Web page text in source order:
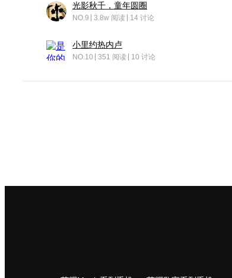
光影秋千，童年圆圈
NO.9 3.8w 阅读 14 讨论
小里约热内卢
NO.10 351 阅读 10 讨论